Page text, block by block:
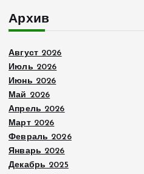
Архив
Август 2026
Июль 2026
Июнь 2026
Май 2026
Апрель 2026
Март 2026
Февраль 2026
Январь 2026
Декабрь 2025